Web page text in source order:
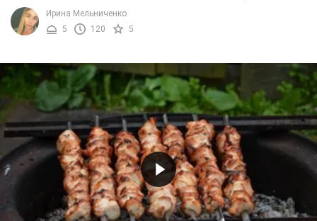
сочное мясо с легкой дымкой, ...
Ирина Мельниченко
5
120 5